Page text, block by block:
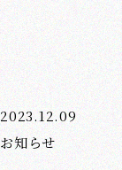
2023.12.09
お知らせ